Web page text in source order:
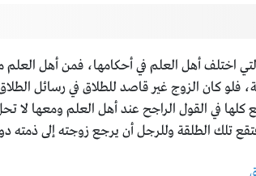
اختلف أهل العلم في أحكامها، فمن أهل
كان الزوج غير قاصد للطلاق في رسائل
كلها في القول الراجح عند أهل العلم ومعها لا
تلك الطلقة وللرجل أن يرجع زوجته إلى ذمته